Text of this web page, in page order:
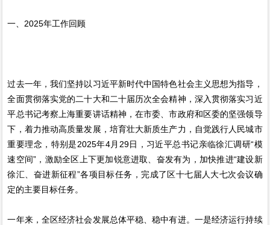
一、2025年工作回顾
过去一年，我们坚持以习近平新时代中国特色社会主义思想为指导，
全面贯彻落实党的二十大和二十届历次全会精神，深入贯彻落实习近
平总书记考察上海重要讲话精神，在市委、市政府和区委的坚强领导
下，着力推动高质量发展，培育壮大新质生产力，自觉践行人民城市
重要理念，特别是2025年4月29日，习近平总书记亲临徐汇调研“模
速空间”，激励全区上下更加锐意进取、奋发有为，加快推进“建设新
徐汇、奋进新征程”各项目标任务，完成了区十七届人大七次会议确
定的主要目标任务。
一年来，全区经济社会发展总体平稳、稳中有进。一是经济运行持续